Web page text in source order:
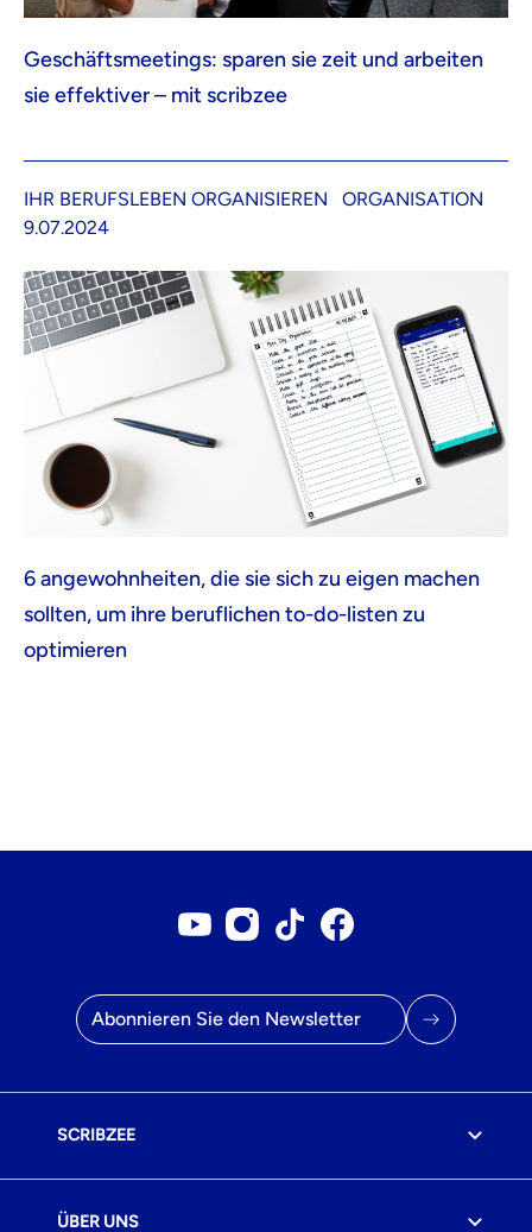
Geschäftsmeetings: sparen sie zeit und arbeiten
sie effektiver – mit scribzee
IHR BERUFSLEBEN ORGANISIEREN
ORGANISATION
9.07.2024
6 angewohnheiten, die sie sich zu eigen machen
sollten, um ihre beruflichen to-do-listen zu
optimieren
E-Mail Adresse
SCRIBZEE
ÜBER UNS